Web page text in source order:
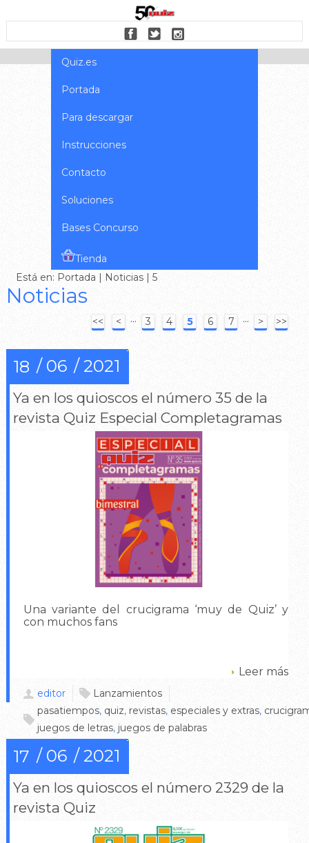
Quiz.es
Portada
Para descargar
Instrucciones
Contacto
Soluciones
Bases Concurso
Tienda
Está en: Portada | Noticias| 5
Noticias
<< < ··· 3 4 5 6 7 ··· > >>
18 06 2021
Ya en los quioscos el número 35 de la
revista Quiz Especial Completagramas
Una variante del crucigrama ‘muy de Quiz’ y
con muchos fans
Leer más
editor
Lanzamientos
pasatiempos, quiz, revistas, especiales y extras,
juegos de letras, juegos de palabras
0
17 06 2021
Ya en los quioscos el número 2329 de la
revista Quiz